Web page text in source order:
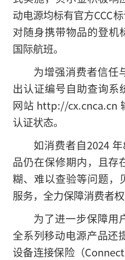
动电源均标有官方CCC
对随身携带物品的登机
国际航班。
为增强消费者信任
出认证编号自助查询系
网站 http://cx.cnca.cn
认证状态。
如消费者自2024
品仍在保修期内，且存
糊、难以查验等问题，
服务，全力保障消费者权
为了进一步保障用
全系列移动电源产品还
设备连接保险（